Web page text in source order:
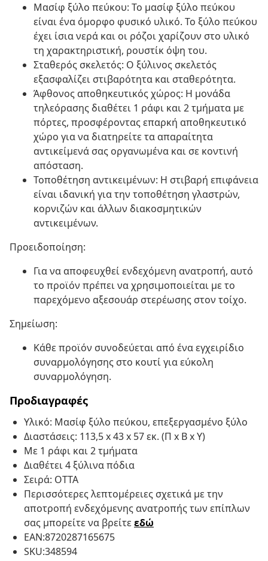
Μασίφ ξύλο πεύκου: Το μασίφ ξύλο πεύκου
είναι ένα όμορφο φυσικό υλικό. Το ξύλο πεύκου
έχει ίσια νερά και οι ρόζοι χαρίζουν στο υλικό
τη χαρακτηριστική, ρουστίκ όψη του.
Σταθερός σκελετός: Ο ξύλινος σκελετός
εξασφαλίζει στιβαρότητα και σταθερότητα.
Άφθονος αποθηκευτικός χώρος: Η μονάδα
τηλεόρασης διαθέτει 1 ράφι και 2 τμήματα με
πόρτες, προσφέροντας επαρκή αποθηκευτικό
χώρο για να διατηρείτε τα απαραίτητα
αντικείμενά σας οργανωμένα και σε κοντινή
απόσταση.
Τοποθέτηση αντικειμένων: Η στιβαρή επιφάνεια
είναι ιδανική για την τοποθέτηση γλαστρών,
κορνιζών και άλλων διακοσμητικών
αντικειμένων.
Προειδοποίηση:
Για να αποφευχθεί ενδεχόμενη ανατροπή, αυτό
το προϊόν πρέπει να χρησιμοποιείται με το
παρεχόμενο αξεσουάρ στερέωσης στον τοίχο.
Σημείωση:
Κάθε προϊόν συνοδεύεται από ένα εγχειρίδιο
συναρμολόγησης στο κουτί για εύκολη
συναρμολόγηση.
Προδιαγραφές
Υλικό: Μασίφ ξύλο πεύκου, επεξεργασμένο ξύλο
Διαστάσεις: 113,5 x 43 x 57 εκ. (Π x Β x Υ)
Με 1 ράφι και 2 τμήματα
Διαθέτει 4 ξύλινα πόδια
Σειρά: OTTA
Περισσότερες λεπτομέρειες σχετικά με την
αποτροπή ενδεχόμενης ανατροπής των επίπλων
σας μπορείτε να βρείτεεδώ
EAN:8720287165675
SKU:348594